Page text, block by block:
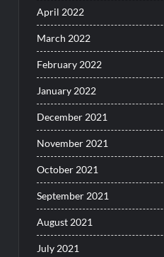
April 2022
March 2022
February 2022
January 2022
December 2021
November 2021
October 2021
September 2021
August 2021
July 2021